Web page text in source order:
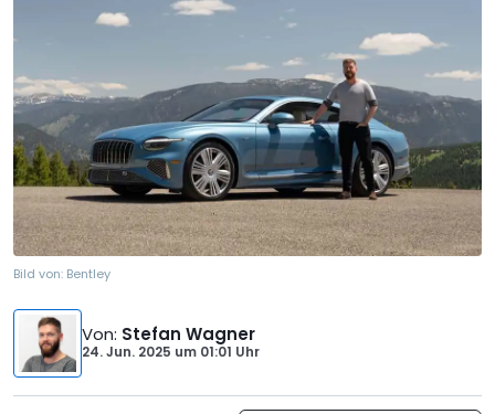
Bild von: Bentley
Von: Stefan Wagner
24. Jun. 2025 um 01:01 Uhr